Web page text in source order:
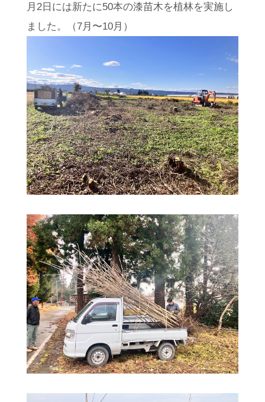
月2日には新たに50本の漆苗木を植林を実施し
ました。（7月〜10月）